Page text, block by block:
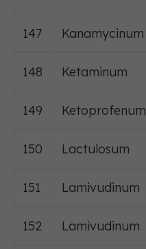
147 Kanamycinum
148 Ketaminum
149 Ketoprofenum
150 Lactulosum
151 Lamivudinum
152 Lamivudinum